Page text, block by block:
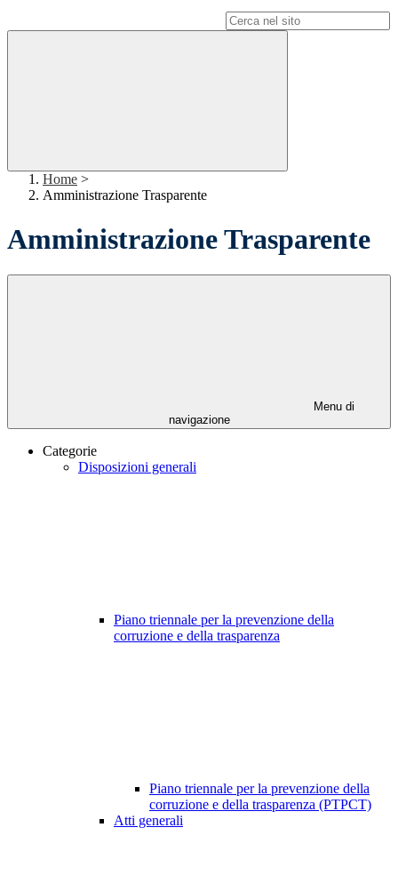
Home >
Amministrazione Trasparente
Amministrazione Trasparente
Menu di
navigazione
Categorie
Disposizioni generali
Piano triennale per la prevenzione della
corruzione e della trasparenza
Piano triennale per la prevenzione della
corruzione e della trasparenza (PTPCT)
Atti generali